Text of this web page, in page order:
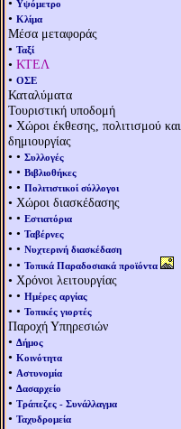
Υψόμετρο
• Κλίμα
Μέσα μεταφοράς
• Ταξί
• ΚΤΕΛ
• ΟΣΕ
Καταλύματα
Τουριστική υποδομή
• Χώροι έκθεσης, πολιτισμού και
δημιουργίας
• • Συλλογές
• • Βιβλιοθήκες
• • Πολιτιστικοί σύλλογοι
• Χώροι διασκέδασης
• • Εστιατόρια
• • Ταβέρνες
• • Νυχτερινή διασκέδαση
• • Τοπικά Παραδοσιακά προϊόντα
• Χρόνοι λειτουργίας
• • Ημέρες αργίας
• • Τοπικές γιορτές
Παροχή Υπηρεσιών
• Δήμος
• Κοινότητα
• Αστυνομία
• Δασαρχείο
• Τράπεζες - Συνάλλαγμα
• Ταχυδρομεία